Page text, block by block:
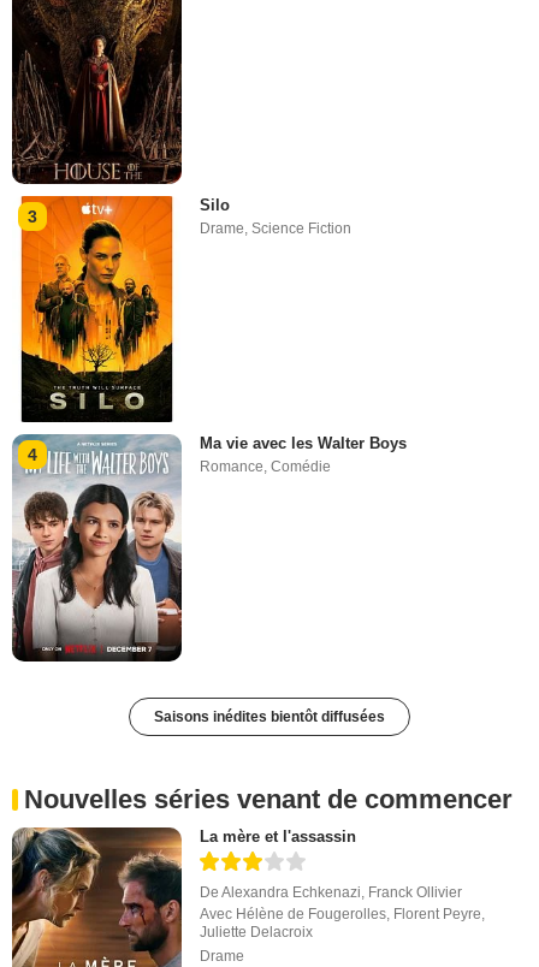
3
Silo
Drame,Science Fiction
4
Ma vie avec les Walter Boys
Romance,Comédie
Saisons inédites bientôt diffusées
Nouvelles séries venant de commencer
La mère et l'assassin
DeAlexandra Echkenazi Franck Ollivier
Avec Hélène de Fougerolles Florent Peyre
Juliette Delacroix
Drame